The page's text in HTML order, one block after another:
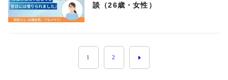
談（26歳・女性）
1 2